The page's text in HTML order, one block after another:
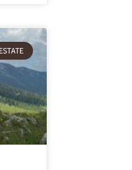
ESTATE